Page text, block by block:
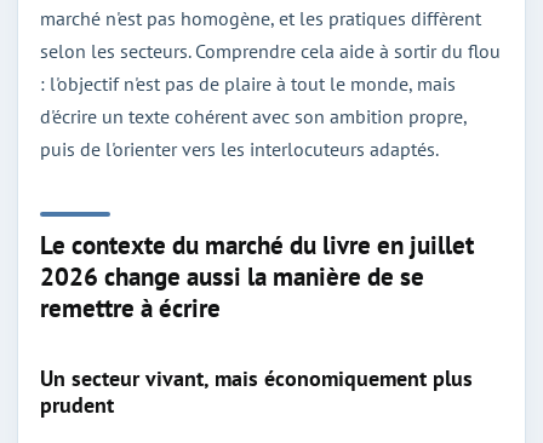
marché n'est pas homogène, et les pratiques diffèrent
selon les secteurs. Comprendre cela aide à sortir du flou
: l'objectif n'est pas de plaire à tout le monde, mais
d'écrire un texte cohérent avec son ambition propre,
puis de l'orienter vers les interlocuteurs adaptés.
Le contexte du marché du livre en juillet
2026 change aussi la manière de se
remettre à écrire
Un secteur vivant, mais économiquement plus
prudent